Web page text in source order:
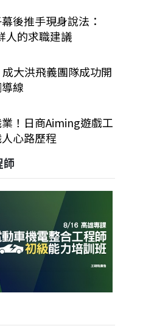
後推手現身說法：
人的求職建議
大洪飛義團隊成功開
線
！日商Aiming遊戲工
心路歷程
師